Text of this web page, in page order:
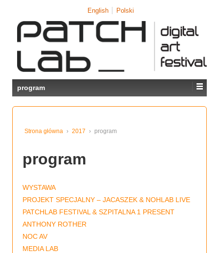
TO
MAIN
CONTENT
English Polski
program
Strona główna › 2017 › program
program
WYSTAWA
PROJEKT SPECJALNY – JACASZEK & NOHLAB LIVE
PATCHLAB FESTIVAL & SZPITALNA 1 PRESENT
ANTHONY ROTHER
NOC AV
MEDIA LAB